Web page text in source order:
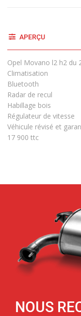
APERÇU
Opel Movano l2 h2 du
Climatisation
Bluetooth
Radar de recul
Habillage bois
Régulateur de vitesse
Véhicule révisé et
17 900 ttc
NOUS